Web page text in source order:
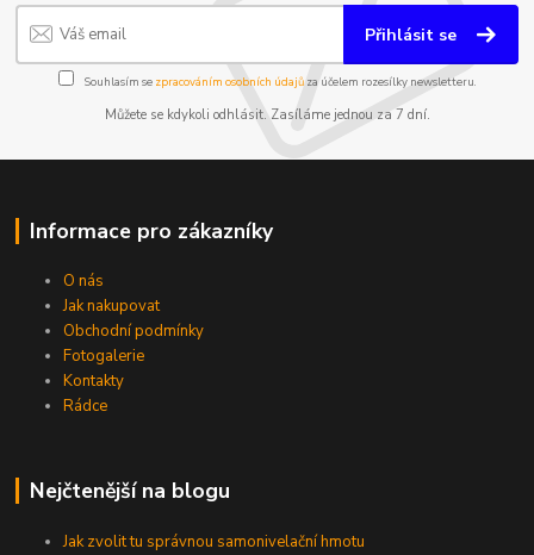
Přihlásit se
Souhlasím se zpracováním osobních údajůza účelem rozesílky newsletteru.
Můžete se kdykoli odhlásit. Zasíláme jednou za 7 dní.
Informace pro zákazníky
O nás
Jak nakupovat
Obchodní podmínky
Fotogalerie
Kontakty
Rádce
Nejčtenější na blogu
Jak zvolit tu správnou samonivelační hmotu